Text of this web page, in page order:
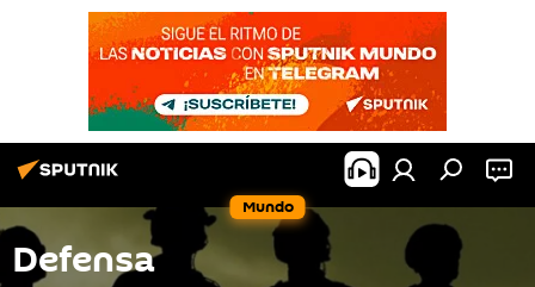
Mundo
Defensa